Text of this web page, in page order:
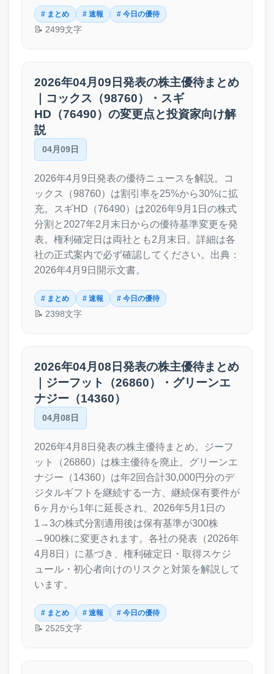
# まとめ # 速報 # 今日の優待
📝 2499文字
2026年04月09日発表の株主優待まとめ
｜コックス（98760）・スギ
HD（76490）の変更点と投資家向け解
説
04月09日
2026年4月9日発表の優待ニュースを解説。コ
ックス（98760）は割引率を25%から30%に拡
充。スギHD（76490）は2026年9月1日の株式
分割と2027年2月末日からの優待基準変更を発
表。権利確定日は両社とも2月末日。詳細は各
社の正式案内で必ず確認してください。出典：
2026年4月9日開示文書。
# まとめ # 速報 # 今日の優待
📝 2398文字
2026年04月08日発表の株主優待まとめ
｜ジーフット（26860）・グリーンエ
ナジー（14360）
04月08日
2026年4月8日発表の株主優待まとめ。ジーフ
ット（26860）は株主優待を廃止。グリーンエ
ナジー（14360）は年2回合計30,000円分のデ
ジタルギフトを継続する一方、継続保有要件が
6ヶ月から1年に延長され、2026年5月1日の
1→3の株式分割適用後は保有基準が300株
→900株に変更されます。各社の発表（2026年
4月8日）に基づき、権利確定日・取得スケジ
ュール・初心者向けのリスクと対策を解説して
います。
# まとめ # 速報 # 今日の優待
📝 2525文字